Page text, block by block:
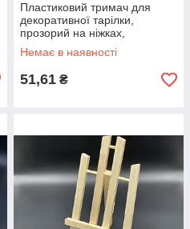
Пластиковий тримач для
декоративної тарілки,
прозорий на ніжках,
розмірами 245х155 мм
Немає в наявності
51,61 ₴